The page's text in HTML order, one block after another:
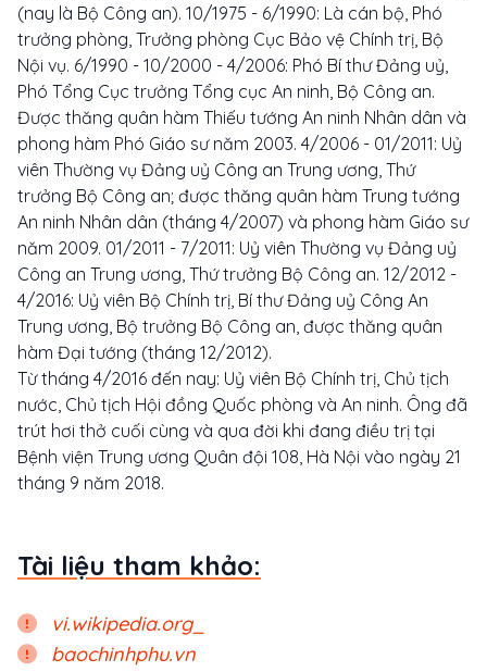
(nay là Bộ Công an). 10/1975 - 6/1990: Là cán bộ, Phó
trưởng phòng, Trưởng phòng Cục Bảo vệ Chính trị, Bộ
Nội vụ. 6/1990 - 10/2000 - 4/2006: Phó Bí thư Đảng uỷ,
Phó Tổng Cục trưởng Tổng cục An ninh, Bộ Công an.
Được thăng quân hàm Thiếu tướng An ninh Nhân dân và
phong hàm Phó Giáo sư năm 2003. 4/2006 - 01/2011: Uỷ
viên Thường vụ Đảng uỷ Công an Trung ương, Thứ
trưởng Bộ Công an; được thăng quân hàm Trung tướng
An ninh Nhân dân (tháng 4/2007) và phong hàm Giáo sư
năm 2009. 01/2011 - 7/2011: Uỷ viên Thường vụ Đảng uỷ
Công an Trung ương, Thứ trưởng Bộ Công an. 12/2012 -
4/2016: Uỷ viên Bộ Chính trị, Bí thư Đảng uỷ Công An
Trung ương, Bộ trưởng Bộ Công an, được thăng quân
hàm Đại tướng (tháng 12/2012).
Từ tháng 4/2016 đến nay: Uỷ viên Bộ Chính trị, Chủ tịch
nước, Chủ tịch Hội đồng Quốc phòng và An ninh. Ông đã
trút hơi thở cuối cùng và qua đời khi đang điều trị tại
Bệnh viện Trung ương Quân đội 108, Hà Nội vào ngày 21
tháng 9 năm 2018.
Tài liệu tham khảo:
vi.wikipedia.org_
baochinhphu.vn